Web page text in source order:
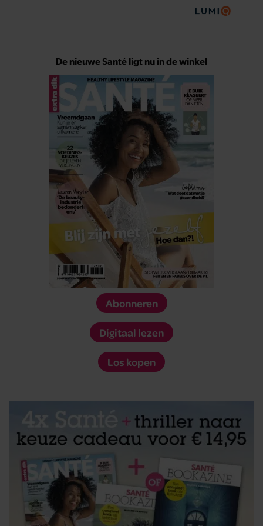
De nieuwe Santé ligt nu in de winkel
Abonneren
Digitaal lezen
Los kopen